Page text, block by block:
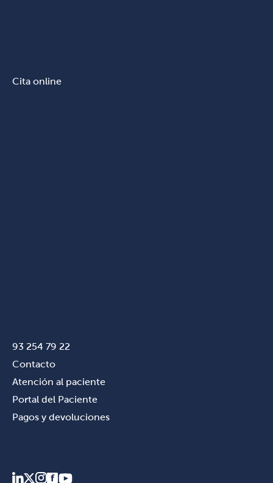
Cita online
93 254 79 22
Contacto
Atención al paciente
Portal del Paciente
Pagos y devoluciones